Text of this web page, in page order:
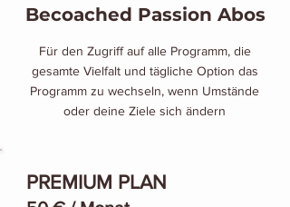
Becoached Passion Abos
Für den Zugriff auf alle Programm, die
gesamte Vielfalt und tägliche Option das
Programm zu wechseln, wenn Umstände
oder deine Ziele sich ändern
PREMIUM PLAN